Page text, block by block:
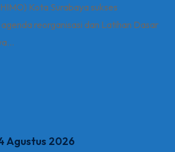
Kota Surabaya sukses
reorganisasi dan Latihan Dasar
Agustus 2026